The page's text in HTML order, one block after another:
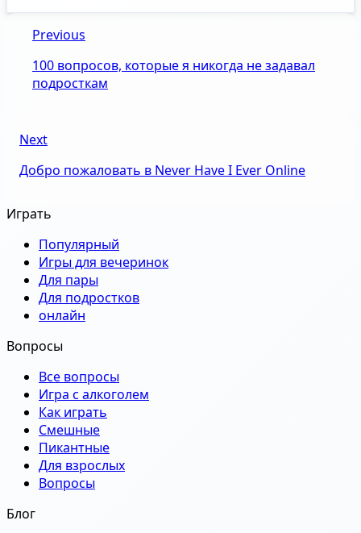
Previous
100 вопросов, которые я никогда не задавал
подросткам
Next
Добро пожаловать в Never Have I Ever Online
Играть
Популярный
Игры для вечеринок
Для пары
Для подростков
онлайн
Вопросы
Все вопросы
Игра с алкоголем
Как играть
Смешные
Пикантные
Для взрослых
Вопросы
Блог